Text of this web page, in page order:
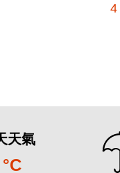
4
天氣